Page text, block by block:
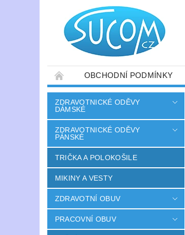
OBCHODNÍ PODMÍNKY
ZDRAVOTNICKÉ ODĚVY
DÁMSKÉ
ZDRAVOTNICKÉ ODĚVY
PÁNSKÉ
TRIČKA A POLOKOŠILE
MIKINY A VESTY
ZDRAVOTNÍ OBUV
PRACOVNÍ OBUV